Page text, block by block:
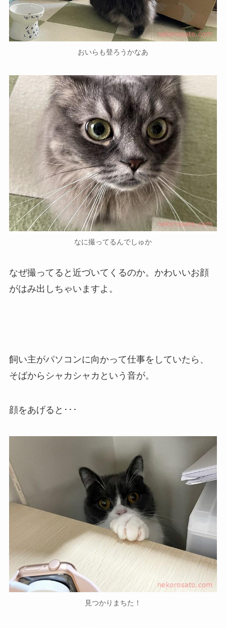
おいらも登ろうかなあ
なに撮ってるんでしゅか
なぜ撮ってると近づいてくるのか。かわいいお顔
がはみ出しちゃいますよ。
飼い主がパソコンに向かって仕事をしていたら、
そばからシャカシャカという音が。
顔をあげると･･･
見つかりまちた！